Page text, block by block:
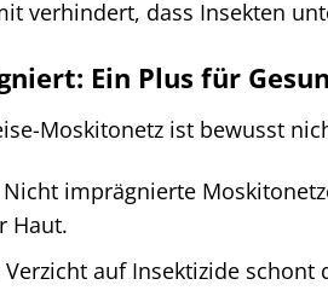
verhindert, dass Insekten
Ein Plus für
Moskitonetz ist bewusst
Nicht imprägnierte
Haut.
Verzicht auf Insektizide